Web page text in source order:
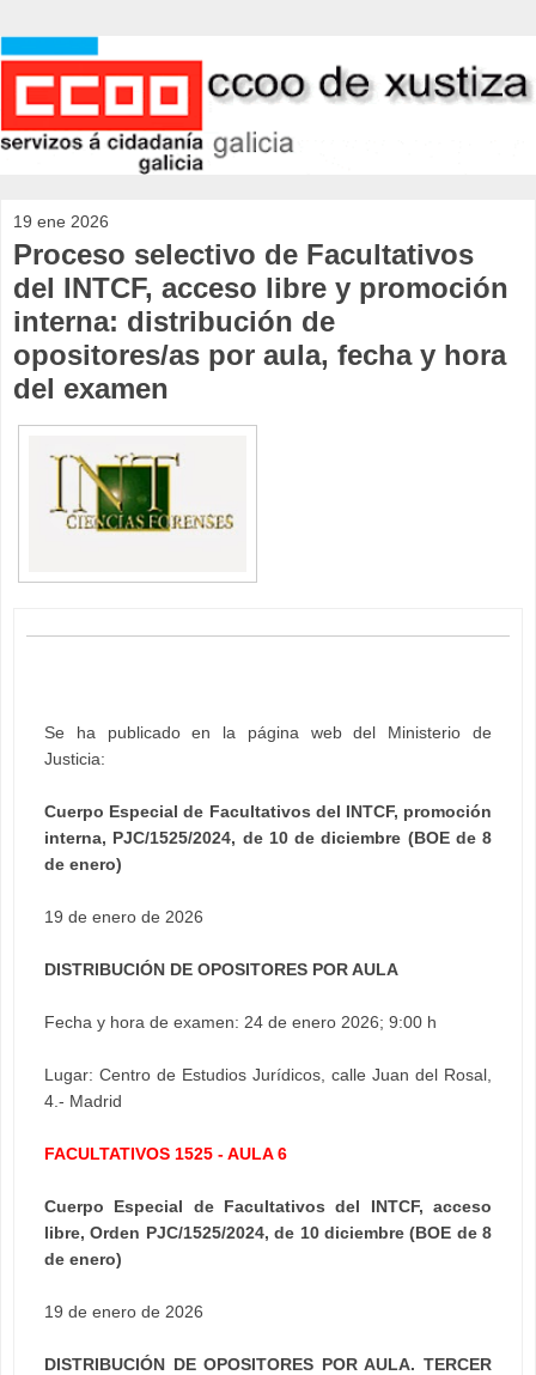
19 ene 2026
Proceso selectivo de Facultativos
del INTCF, acceso libre y promoción
interna: distribución de
opositores/as por aula, fecha y hora
del examen
Se ha publicado en la página web del Ministerio de
Justicia:
Cuerpo Especial de Facultativos del INTCF, promoción
interna, PJC/1525/2024, de 10 de diciembre (BOE de 8
de enero)
19 de enero de 2026
DISTRIBUCIÓN DE OPOSITORES POR AULA
Fecha y hora de examen: 24 de enero 2026; 9:00 h
Lugar: Centro de Estudios Jurídicos, calle Juan del Rosal,
4.- Madrid
FACULTATIVOS 1525 - AULA 6
Cuerpo Especial de Facultativos del INTCF, acceso
libre, Orden PJC/1525/2024, de 10 diciembre (BOE de 8
de enero)
19 de enero de 2026
DISTRIBUCIÓN DE OPOSITORES POR AULA. TERCER